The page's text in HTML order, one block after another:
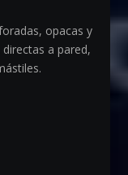
opacas y
a pared,